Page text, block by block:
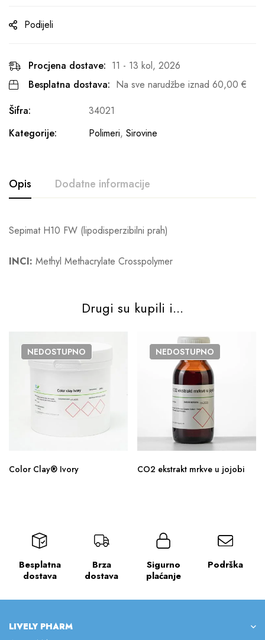
Podijeli
Procjena dostave: 11 - 13 kol, 2026
Besplatna dostava: Na sve narudžbe iznad 60,00 €
Šifra:
34021
Kategorije:
Polimeri, Sirovine
Opis Dodatne informacije
Sepimat H10 FW (lipodisperzibilni prah)
INCI: Methyl Methacrylate Crosspolymer
Drugi su kupili i...
NEDOSTUPNO
Color Clay® Ivory
NEDOSTUPNO
CO2 ekstrakt mrkve u jojobi
Besplatna
dostava
Brza
dostava
Sigurno
plaćanje
Podrška
LIVELY PHARM